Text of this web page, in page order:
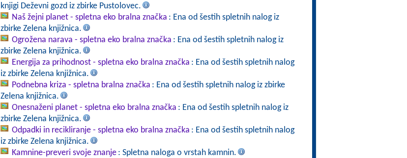
knjigi Deževni gozd iz zbirke Pustolovec.
Naš žejni planet - spletna eko bralna značka : Ena od šestih spletnih nalog iz
zbirke Zelena knjižnica.
Ogrožena narava - spletna eko bralna značka : Ena od šestih spletnih nalog iz
zbirke Zelena knjižnica.
Energija za prihodnost - spletna eko bralna značka : Ena od šestih spletnih nalog
iz zbirke Zelena knjižnica.
Podnebna kriza - spletna bralna značka : Ena od šestih spletnih nalog iz zbirke
Zelena knjižnica.
Onesnaženi planet - spletna eko bralna značka : Ena od šestih spletnih nalog iz
zbirke Zelena knjižnica.
Odpadki in recikliranje - spletna eko bralna značka : Ena od šestih spletnih nalog
iz zbirke Zelena knjižnica.
Kamnine-preveri svoje znanje : Spletna naloga o vrstah kamnin.